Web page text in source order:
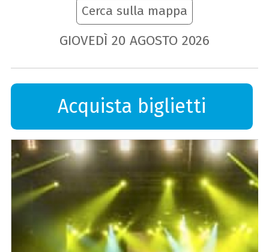
Cerca sulla mappa
GIOVEDÌ 20 AGOSTO 2026
Acquista biglietti